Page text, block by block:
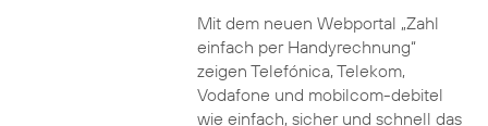
Mit dem neuen Webportal „Zahl
einfach per Handyrechnung“
zeigen Telefónica, Telekom,
Vodafone und mobilcom-debitel
wie einfach, sicher und schnell das